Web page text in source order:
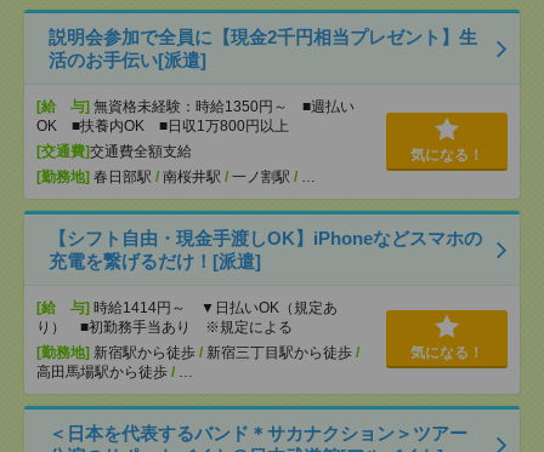
説明会参加で全員に【現金2千円相当プレゼント】生
活のお手伝い[派遣]
[給 与] 無資格未経験：時給1350円～ ■週払い
OK ■扶養内OK ■日収1万800円以上
[交通費]交通費全額支給
[勤務地] 春日部駅 / 南桜井駅 / 一ノ割駅 / …
気になる！
【シフト自由・現金手渡しOK】iPhoneなどスマホの
充電を繋げるだけ！[派遣]
[給 与] 時給1414円～ ▼日払いOK（規定あ
り） ■初勤務手当あり ※規定による
[勤務地] 新宿駅から徒歩 / 新宿三丁目駅から徒歩 /
高田馬場駅から徒歩 / …
気になる！
＜日本を代表するバンド＊サカナクション＞ツアー